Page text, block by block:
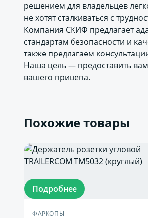
решением для владельцев
не хотят сталкиваться с
Компания СКИФ предлагает
стандартам безопасности и
также предлагаем
Наша цель — предоставить
вашего прицепа.
Похожие товары
Подробнее
ФАРКОПЫ